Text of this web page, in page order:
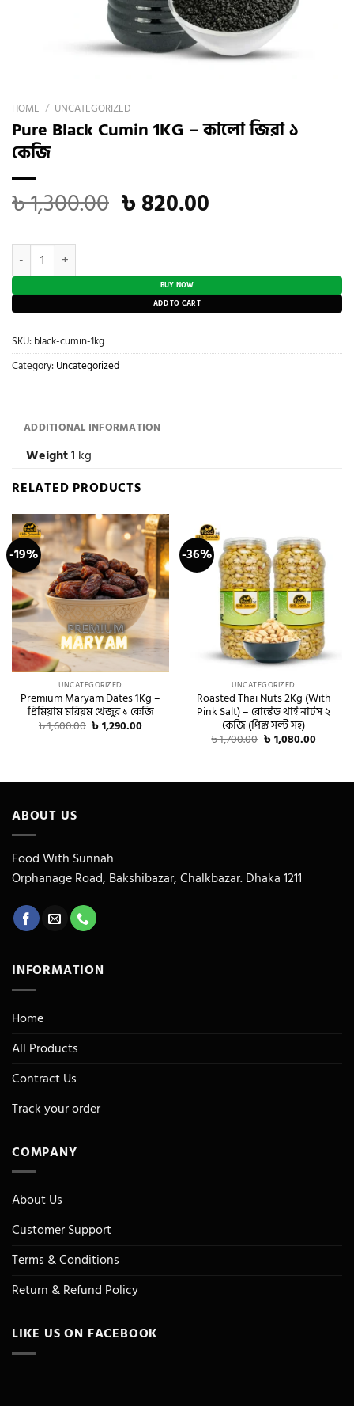
HOME / UNCATEGORIZED
Pure Black Cumin 1KG – কালো জিরা ১
কেজি
৳1,300.00 Original
৳ 1,300.00.
৳820.00Current
৳ 820.00.
Pure Black Cumin 1KG - কালো জিরা ১ কেজি quantity
BUY NOW
ADD TO CART
SKU: black-cumin-1kg
Category: Uncategorized
ADDITIONAL INFORMATION
Weight1 kg
RELATED PRODUCTS
-19%
UNCATEGORIZED
Premium Maryam Dates 1Kg –
প্রিমিয়াম মরিয়ম খেজুর ১ কেজি
৳1,600.00 Original
price
৳1,290.00Current
-36%
UNCATEGORIZED
Roasted Thai Nuts 2Kg (With
Pink Salt) – রোস্টেড থাই নাটস ২
কেজি (পিঙ্ক সল্ট সহ)
৳1,700.00 Original
price
৳1,080.00Current
ABOUT US
Food With Sunnah
Orphanage Road, Bakshibazar, Chalkbazar. Dhaka 1211
INFORMATION
Home
All Products
Contract Us
Track your order
COMPANY
About Us
Customer Support
Terms & Conditions
Return & Refund Policy
LIKE US ON FACEBOOK